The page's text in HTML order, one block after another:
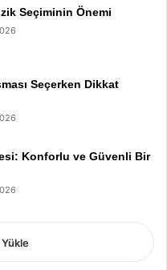
Seçiminin Önemi
Seçerken Dikkat
Konforlu ve Güvenli Bir
Yükle